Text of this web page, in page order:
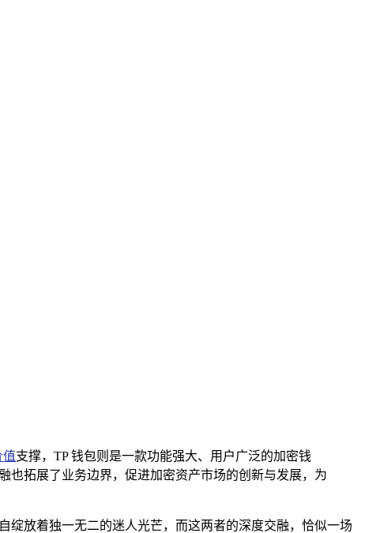
值支撑，TP 钱包则是一款功能强大、用户广泛的加密钱
也拓展了业务边界，促进加密资产市场的创新与发展，为
绽放着独一无二的迷人光芒，而这两者的深度交融，恰似一场